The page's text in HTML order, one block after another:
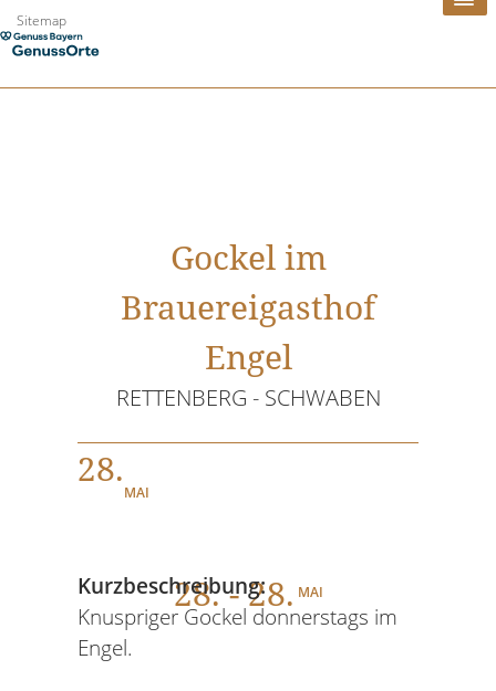
Zum
Inhalt
Sitemap
Gockel im
Brauereigasthof
Engel
RETTENBERG - SCHWABEN
28.
MAI
28. - 28. MAI
Kurzbeschreibung:
Knuspriger Gockel donnerstags im
Engel.